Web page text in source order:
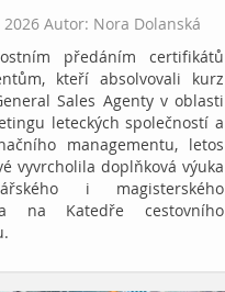
2026 Autor: Nora Dolanská
předáním certifikátů
kteří absolvovali kurz
Sales Agenty v oblasti
leteckých společností a
managementu, letos
vyvrcholila doplňková výuka
i magisterského
na Katedře cestovního